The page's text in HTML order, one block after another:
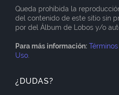
Queda prohibida la
del contenido de este sitio sin
por del Álbum de Lobos y/o
Para más información:
Uso
¿DUDAS?